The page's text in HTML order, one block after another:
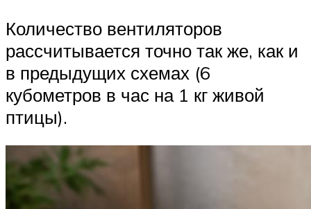
Количество вентиляторов
рассчитывается точно так же, как и
в предыдущих схемах (6
кубометров в час на 1 кг живой
птицы).